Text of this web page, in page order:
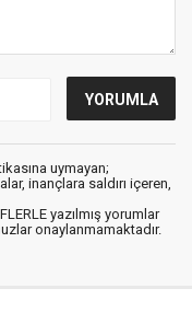
uymayan;
inançlara saldırı içeren,
yazılmış yorumlar
onaylanmamaktadır.